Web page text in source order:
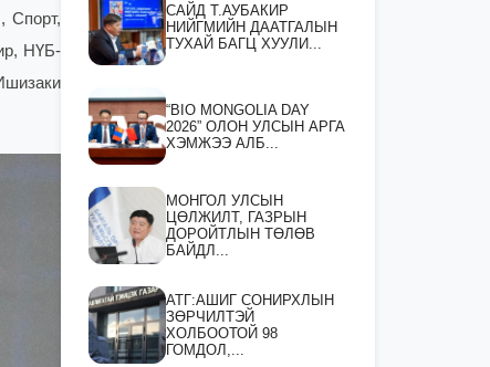
Спорт,
НҮБ-
САЙД Т.АУБАКИР
НИЙГМИЙН ДААТГАЛЫН
ТУХАЙ БАГЦ ХУУЛИ...
“BIO MONGOLIA DAY
2026” ОЛОН УЛСЫН АРГА
ХЭМЖЭЭ АЛБ...
МОНГОЛ УЛСЫН
ЦӨЛЖИЛТ, ГАЗРЫН
ДОРОЙТЛЫН ТӨЛӨВ
БАЙДЛ...
АТГ:АШИГ СОНИРХЛЫН
ЗӨРЧИЛТЭЙ
ХОЛБООТОЙ 98
ГОМДОЛ,...